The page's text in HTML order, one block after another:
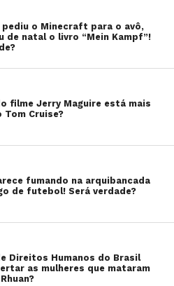
pediu o Minecraft para o avô,
de natal o livro “Mein Kampf”!
filme Jerry Maguire está mais
Tom Cruise?
fumando na arquibancada
de futebol! Será verdade?
Direitos Humanos do Brasil
as mulheres que mataram